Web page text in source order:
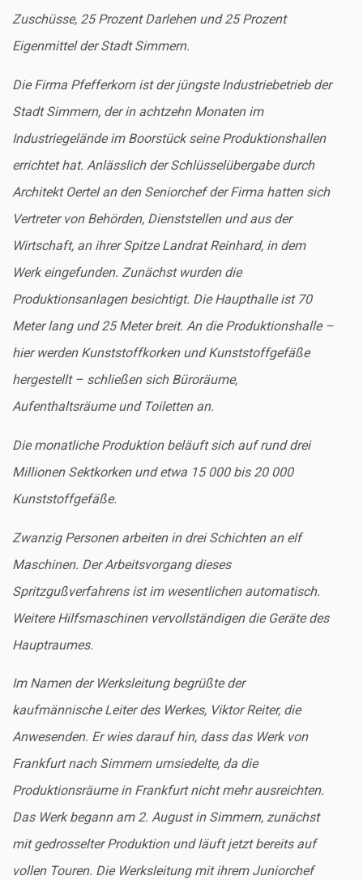
Zuschüsse, 25 Prozent Darlehen und 25 Prozent
Eigenmittel der Stadt Simmern.
Die Firma Pfefferkorn ist der jüngste Industriebetrieb der
Stadt Simmern, der in achtzehn Monaten im
Industriegelände im Boorstück seine Produktionshallen
errichtet hat. Anlässlich der Schlüsselübergabe durch
Architekt Oertel an den Seniorchef der Firma hatten sich
Vertreter von Behörden, Dienststellen und aus der
Wirtschaft, an ihrer Spitze Landrat Reinhard, in dem
Werk eingefunden. Zunächst wurden die
Produktionsanlagen besichtigt. Die Haupthalle ist 70
Meter lang und 25 Meter breit. An die Produktionshalle –
hier werden Kunststoffkorken und Kunststoffgefäße
hergestellt – schließen sich Büroräume,
Aufenthaltsräume und Toiletten an.
Die monatliche Produktion beläuft sich auf rund drei
Millionen Sektkorken und etwa 15 000 bis 20 000
Kunststoffgefäße.
Zwanzig Personen arbeiten in drei Schichten an elf
Maschinen. Der Arbeitsvorgang dieses
Spritzgußverfahrens ist im wesentlichen automatisch.
Weitere Hilfsmaschinen vervollständigen die Geräte des
Hauptraumes.
Im Namen der Werksleitung begrüßte der
kaufmännische Leiter des Werkes, Viktor Reiter, die
Anwesenden. Er wies darauf hin, dass das Werk von
Frankfurt nach Simmern umsiedelte, da die
Produktionsräume in Frankfurt nicht mehr ausreichten.
Das Werk begann am 2. August in Simmern, zunächst
mit gedrosselter Produktion und läuft jetzt bereits auf
vollen Touren. Die Werksleitung mit ihrem Juniorchef